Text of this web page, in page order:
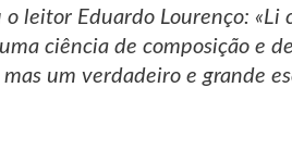
leitor Eduardo Lourenço: «Li
ciência de composição e
um verdadeiro e grande